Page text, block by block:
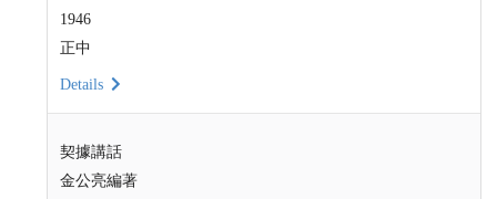
1946
正中
Details
契據講話
金公亮編著